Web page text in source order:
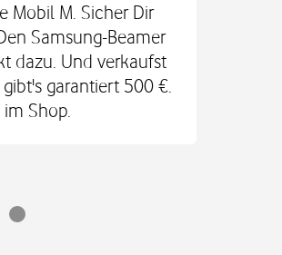
Mobil M. Sicher Dir
Samsung-Beamer
dazu. Und verkaufst
garantiert 500 €.
Shop.